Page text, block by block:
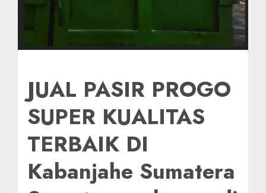
JUAL PASIR PROGO
SUPER KUALITAS
TERBAIK DI
Kabanjahe Sumatera